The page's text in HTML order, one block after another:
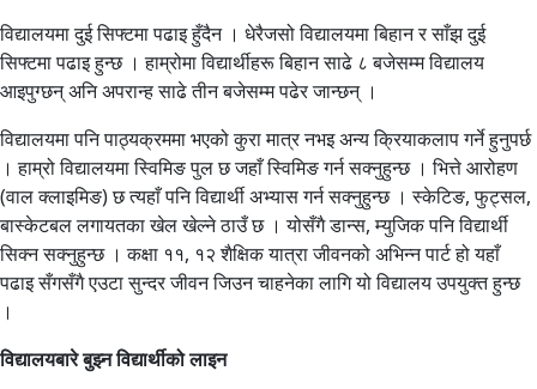
विद्यालयमा दुई सिफ्टमा पढाइ हुँदैन । धेरैजसो विद्यालयमा बिहान र साँझ दुई
सिफ्टमा पढाइ हुन्छ । हाम्रोमा विद्यार्थीहरू बिहान साढे ८ बजेसम्म विद्यालय
आइपुग्छन् अनि अपरान्ह साढे तीन बजेसम्म पढेर जान्छन् ।
विद्यालयमा पनि पाठ्यक्रममा भएको कुरा मात्र नभइ अन्य क्रियाकलाप गर्ने हुनुपर्छ
। हाम्रो विद्यालयमा स्विमिङ पुल छ जहाँ स्विमिङ गर्न सक्नुहुन्छ । भित्ते आरोहण
(वाल क्लाइमिङ) छ त्यहाँ पनि विद्यार्थी अभ्यास गर्न सक्नुहुन्छ । स्केटिङ, फुट्सल,
बास्केटबल लगायतका खेल खेल्ने ठाउँ छ । योसँगै डान्स, म्युजिक पनि विद्यार्थी
सिक्न सक्नुहुन्छ । कक्षा ११, १२ शैक्षिक यात्रा जीवनको अभिन्न पार्ट हो यहाँ
पढाइ सँगसँगै एउटा सुन्दर जीवन जिउन चाहनेका लागि यो विद्यालय उपयुक्त हुन्छ
।
विद्यालयबारे बुझ्न विद्यार्थीको लाइन